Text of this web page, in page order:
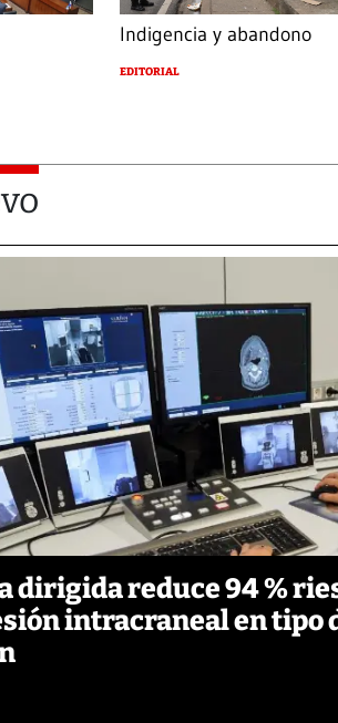
Indigencia y abandono
EDITORIAL
dirigida reduce 94 %
intracraneal en tipo